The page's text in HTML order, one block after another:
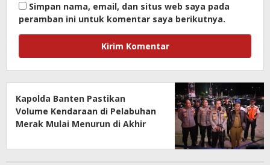
Simpan nama, email, dan situs web saya pada
peramban ini untuk komentar saya berikutnya.
Kapolda Banten Pastikan
Volume Kendaraan di Pelabuhan
Merak Mulai Menurun di Akhir